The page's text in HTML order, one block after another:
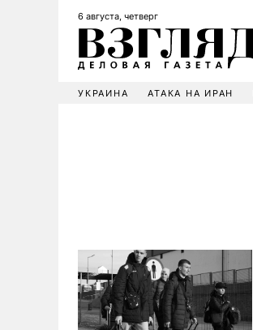
6 августа, четверг
УКРАИНА АТАКА НА ИРАН